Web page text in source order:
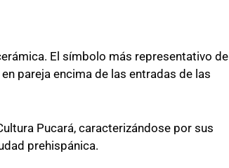
El símbolo más representativo de
pareja encima de las entradas de las
Pucará, caracterizándose por sus
prehispánica.